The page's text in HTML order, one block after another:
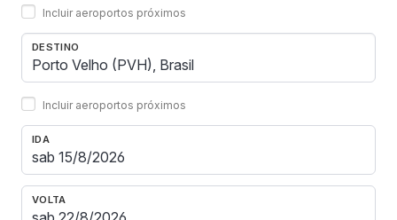
Incluir aeroportos próximos
DESTINO
Incluir aeroportos próximos
IDA
VOLTA